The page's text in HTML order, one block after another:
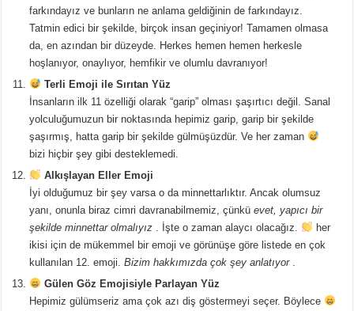
farkındayız ve bunların ne anlama geldiğinin de farkındayız.
Tatmin edici bir şekilde, birçok insan geçiniyor! Tamamen olmasa
da, en azından bir düzeyde. Herkes hemen hemen herkesle
hoşlanıyor, onaylıyor, hemfikir ve olumlu davranıyor!
Terli Emoji ile Sırıtan Yüz
İnsanların ilk 11 özelliği olarak “garip” olması şaşırtıcı değil. Sanal
yolculuğumuzun bir noktasında hepimiz garip, garip bir şekilde
şaşırmış, hatta garip bir şekilde gülmüşüzdür. Ve her zaman
bizi hiçbir şey gibi desteklemedi.
Alkışlayan Eller Emoji
İyi olduğumuz bir şey varsa o da minnettarlıktır. Ancak olumsuz
yanı, onunla biraz cimri davranabilmemiz, çünküevet, yapıcı bir
şekilde minnettar olmalıyız . İşte o zaman alaycı olacağız.
her
ikisi için de mükemmel bir emoji ve görünüşe göre listede en çok
kullanılan 12. emoji.Bizim hakkımızda çok şey anlatıyor.
Gülen Göz Emojisiyle Parlayan Yüz
Hepimiz gülümseriz ama çok azı diş göstermeyi seçer. Böylece